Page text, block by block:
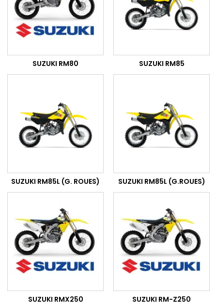
SUZUKI RM80 SUZUKI RM85
SUZUKI RM85L (G. ROUES) SUZUKI RM85L (G.ROUES)
SUZUKI RMX250 SUZUKI RM-Z250